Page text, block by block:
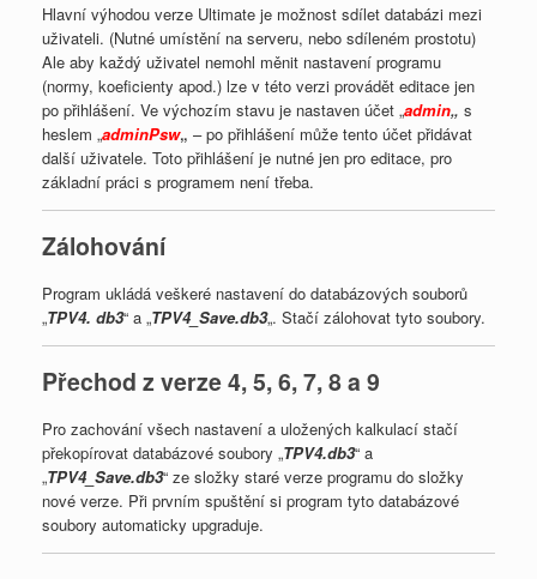
Hlavní výhodou verze Ultimate je možnost sdílet databázi mezi
uživateli. (Nutné umístění na serveru, nebo sdíleném prostotu)
Ale aby každý uživatel nemohl měnit nastavení programu
(normy, koeficienty apod.) lze v této verzi provádět editace jen
po přihlášení. Ve výchozím stavu je nastaven účet „admin„ s
heslem „adminPsw„ – po přihlášení může tento účet přidávat
další uživatele. Toto přihlášení je nutné jen pro editace, pro
základní práci s programem není třeba.
Zálohování
Program ukládá veškeré nastavení do databázových souborů
„TPV4. db3“ a „TPV4_Save.db3„. Stačí zálohovat tyto soubory.
Přechod z verze 4, 5, 6, 7, 8 a 9
Pro zachování všech nastavení a uložených kalkulací stačí
překopírovat databázové soubory „TPV4.db3“ a
„TPV4_Save.db3“ ze složky staré verze programu do složky
nové verze. Při prvním spuštění si program tyto databázové
soubory automaticky upgraduje.